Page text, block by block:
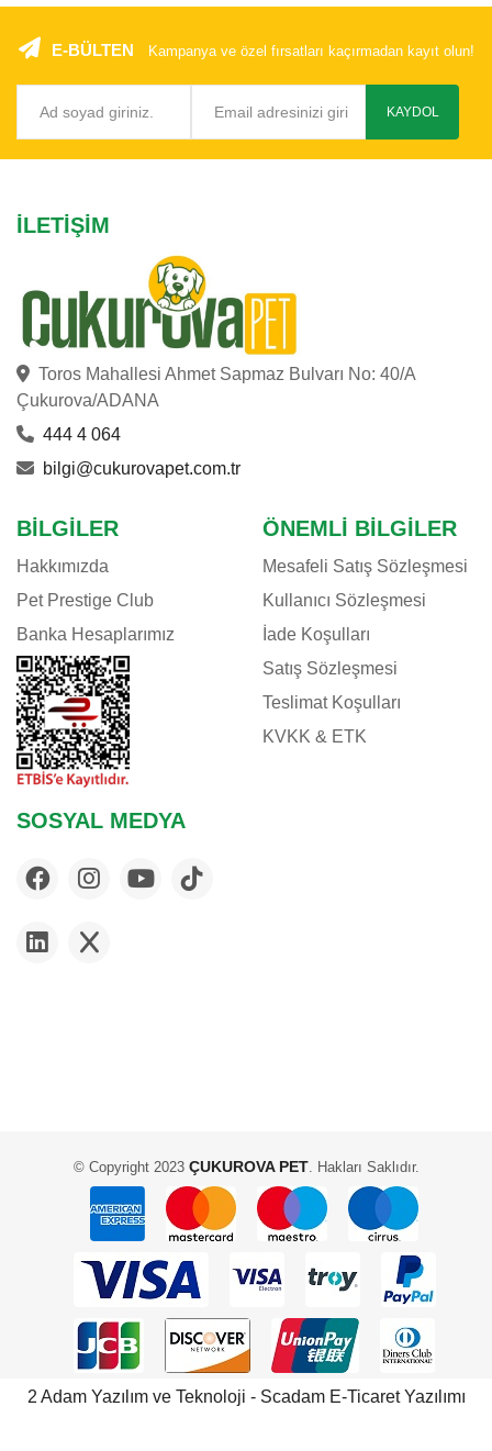
E-BÜLTEN Kampanya ve özel fırsatları kaçırmadan kayıt olun!
KAYDOL
İLETIŞIM
Toros Mahallesi Ahmet Sapmaz Bulvarı No: 40/A
Çukurova/ADANA
444 4 064
bilgi@cukurovapet.com.tr
BILGILER
Hakkımızda
Pet Prestige Club
Banka Hesaplarımız
ÖNEMLI BILGILER
Mesafeli Satış Sözleşmesi
Kullanıcı Sözleşmesi
İade Koşulları
Satış Sözleşmesi
Teslimat Koşulları
KVKK & ETK
SOSYAL MEDYA
© Copyright 2023ÇUKUROVA PET. Hakları Saklıdır.
2 Adam Yazılım ve Teknoloji - Scadam E-Ticaret Yazılımı